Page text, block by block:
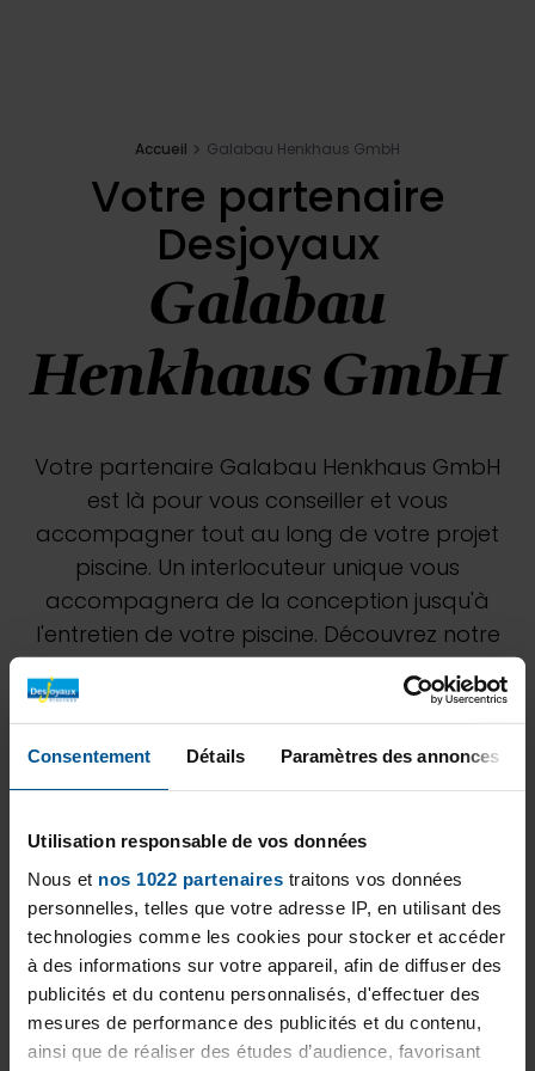
Consentement Détails Paramètres des annonces
Utilisation responsable de vos données
Nous et nos 1022 partenaires traitons vos données
personnelles, telles que votre adresse IP, en utilisant des
technologies comme les cookies pour stocker et accéder
à des informations sur votre appareil, afin de diffuser des
publicités et du contenu personnalisés, d'effectuer des
mesures de performance des publicités et du contenu,
ainsi que de réaliser des études d’audience, favorisant
Votre projet
Configurer ma piscine
Trouver mon partenaire
Accueil Galabau Henkhaus GmbH
Votre partenaire
Desjoyaux
Galabau
Henkhaus GmbH
Votre partenaire Galabau Henkhaus GmbH
est là pour vous conseiller et vous
accompagner tout au long de votre projet
piscine. Un interlocuteur unique vous
accompagnera de la conception jusqu'à
l'entretien de votre piscine. Découvrez notre
savoir-faire unique au travers de nos
différentes réalisations. N'hésitez pas à
demander à notre équipe de Galabau
Henkhaus GmbH une étude personnalisée
pour estimer au mieux votre projet.